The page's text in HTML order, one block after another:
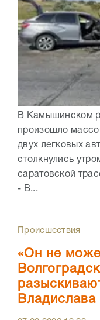
В Камышинском
произошло
двух легковых
столкнулись
саратовской
- В...
Происшествия
«Он не